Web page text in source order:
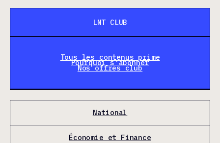
LNT CLUB
Tous les contenus prime
Pourquoi s'abonner
Nos offres club
National
Économie et Finance